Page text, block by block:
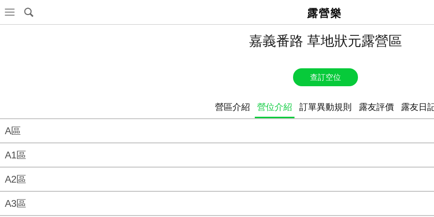
露營樂
嘉義番路 草地狀元露營區
查訂空位
營區介紹 營位介紹 訂單異動規則 露友評價 露友日
A區
A1區
A2區
A3區